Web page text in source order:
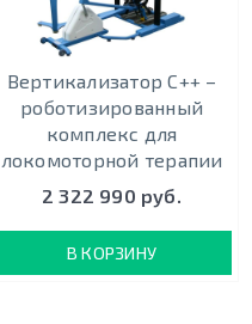
Вертикализатор С++ –
роботизированный
комплекс для
локомоторной терапии
2 322 990 руб.
В КОРЗИНУ